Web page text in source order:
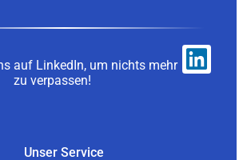
auf LinkedIn, um nichts mehr
zu verpassen!
Unser Service